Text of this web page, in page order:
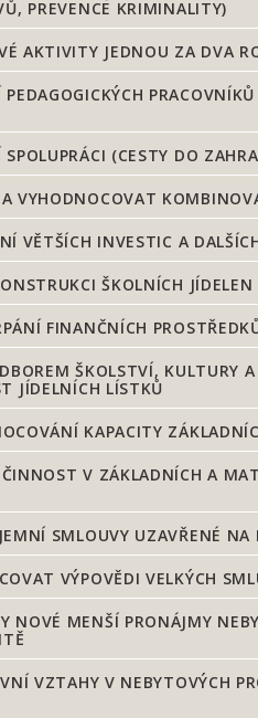
PREVENCE KRIMINALITY)
AKTIVITY JEDNOU ZA DVA
(CESTY DO
VYHODNOCOVAT
VĚTŠÍCH INVESTIC A
ŠKOLNÍCH JÍDELEN
FINANČNÍCH
ŠKOLSTVÍ,
JÍDELNÍCH LÍSTKŮ
KAPACITY
V ZÁKLADNÍCH A
SMLOUVY UZAVŘENÉ
VÝPOVĚDI VELKÝCH
NOVÉ MENŠÍ PRONÁJMY
VZTAHY V NEBYTOVÝCH